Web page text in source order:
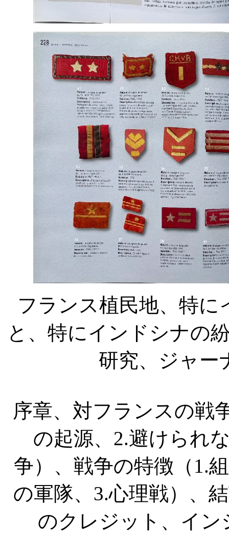
フランス植民地、特
と、特にインドシナの
研究、ジャー
序章、対フランスの戦
の起源、 2.避けられ
争）、戦争の特徴（ 1.
の軍隊、 3.心理戦）、
のクレジット、イン